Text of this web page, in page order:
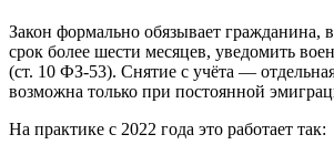
Закон формально обязывает гражданина,
срок более шести месяцев, уведомить
(ст. 10 ФЗ-53). Снятие с учёта —
возможна только при постоянной
На практике с 2022 года это работает так: